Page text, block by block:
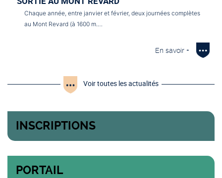
Chaque année, entre janvier et février, deux journées complètes
au Mont Revard (à 1600 m.…
En savoir +
Voir toutes les actualités
INSCRIPTIONS
PORTAIL